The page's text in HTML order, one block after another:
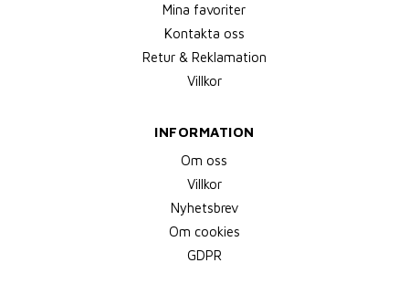
Mina favoriter
Kontakta oss
Retur & Reklamation
Villkor
INFORMATION
Om oss
Villkor
Nyhetsbrev
Om cookies
GDPR